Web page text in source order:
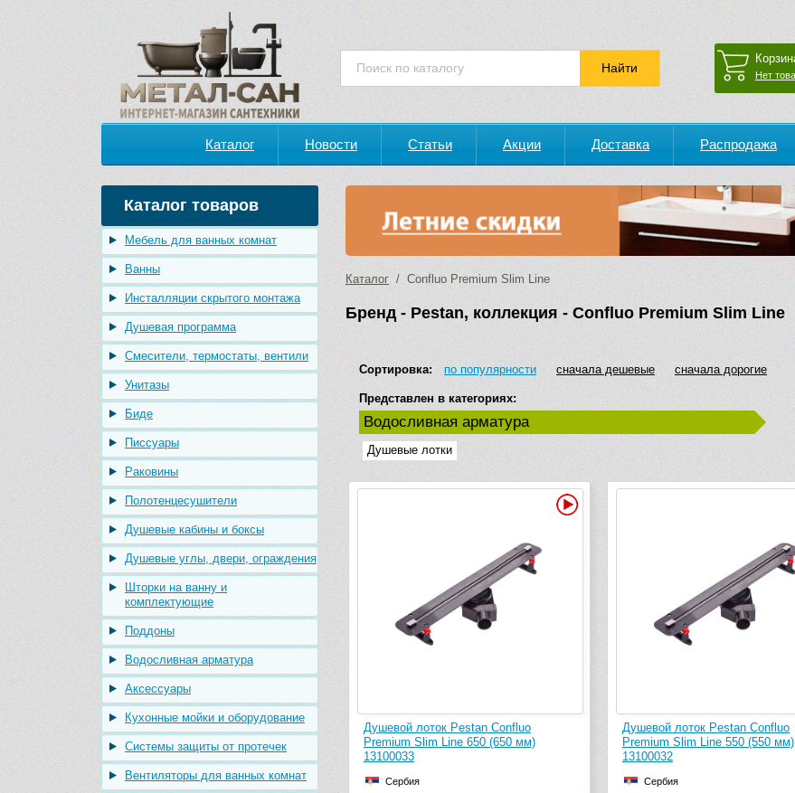
Нет
Каталог Новости Статьи Акции Доставка Распродажа
Каталог товаров
Мебель для ванных комнат
Ванны
Инсталляции скрытого монтажа
Душевая программа
Смесители, термостаты, вентили
Унитазы
Биде
Писсуары
Раковины
Полотенцесушители
Душевые кабины и боксы
Душевые углы, двери, ограждения
Шторки на ванну и
комплектующие
Поддоны
Водосливная арматура
Аксессуары
Кухонные мойки и оборудование
Системы защиты от протечек
Вентиляторы для ванных комнат
Каталог / Confluo Premium Slim Line
Бренд - Pestan, коллекция - Confluo Premium Slim Line
Сортировка: по популярности сначала дешевые сначала дорогие
Представлен в категориях:
Водосливная арматура
Душевые лотки
Душевой лоток Pestan Confluo
Premium Slim Line 650 (650 мм)
13100033
Сербия
Душевой лоток Pestan Confluo
Premium Slim Line 550 (550 мм)
13100032
Сербия